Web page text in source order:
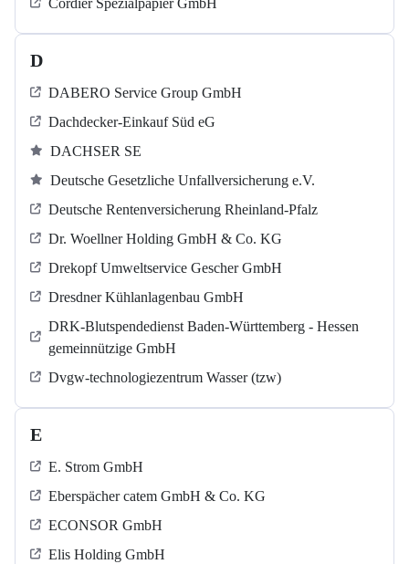
Cordier Spezialpapier GmbH
D
DABERO Service Group GmbH
Dachdecker-Einkauf Süd eG
DACHSER SE
Deutsche Gesetzliche Unfallversicherung e.V.
Deutsche Rentenversicherung Rheinland-Pfalz
Dr. Woellner Holding GmbH & Co. KG
Drekopf Umweltservice Gescher GmbH
Dresdner Kühlanlagenbau GmbH
DRK-Blutspendedienst Baden-Württemberg - Hessen
gemeinnützige GmbH
Dvgw-technologiezentrum Wasser (tzw)
E
E. Strom GmbH
Eberspächer catem GmbH & Co. KG
ECONSOR GmbH
Elis Holding GmbH